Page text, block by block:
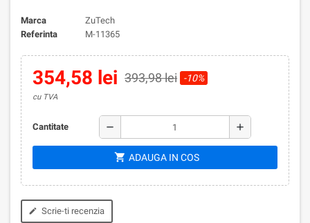
Marca
ZuTech
Referinta
M-11365
354,58 lei 393,98 lei -10%
cu TVA
Cantitate remove add
shopping_cart ADAUGA IN COS
edit Scrie-ti recenzia